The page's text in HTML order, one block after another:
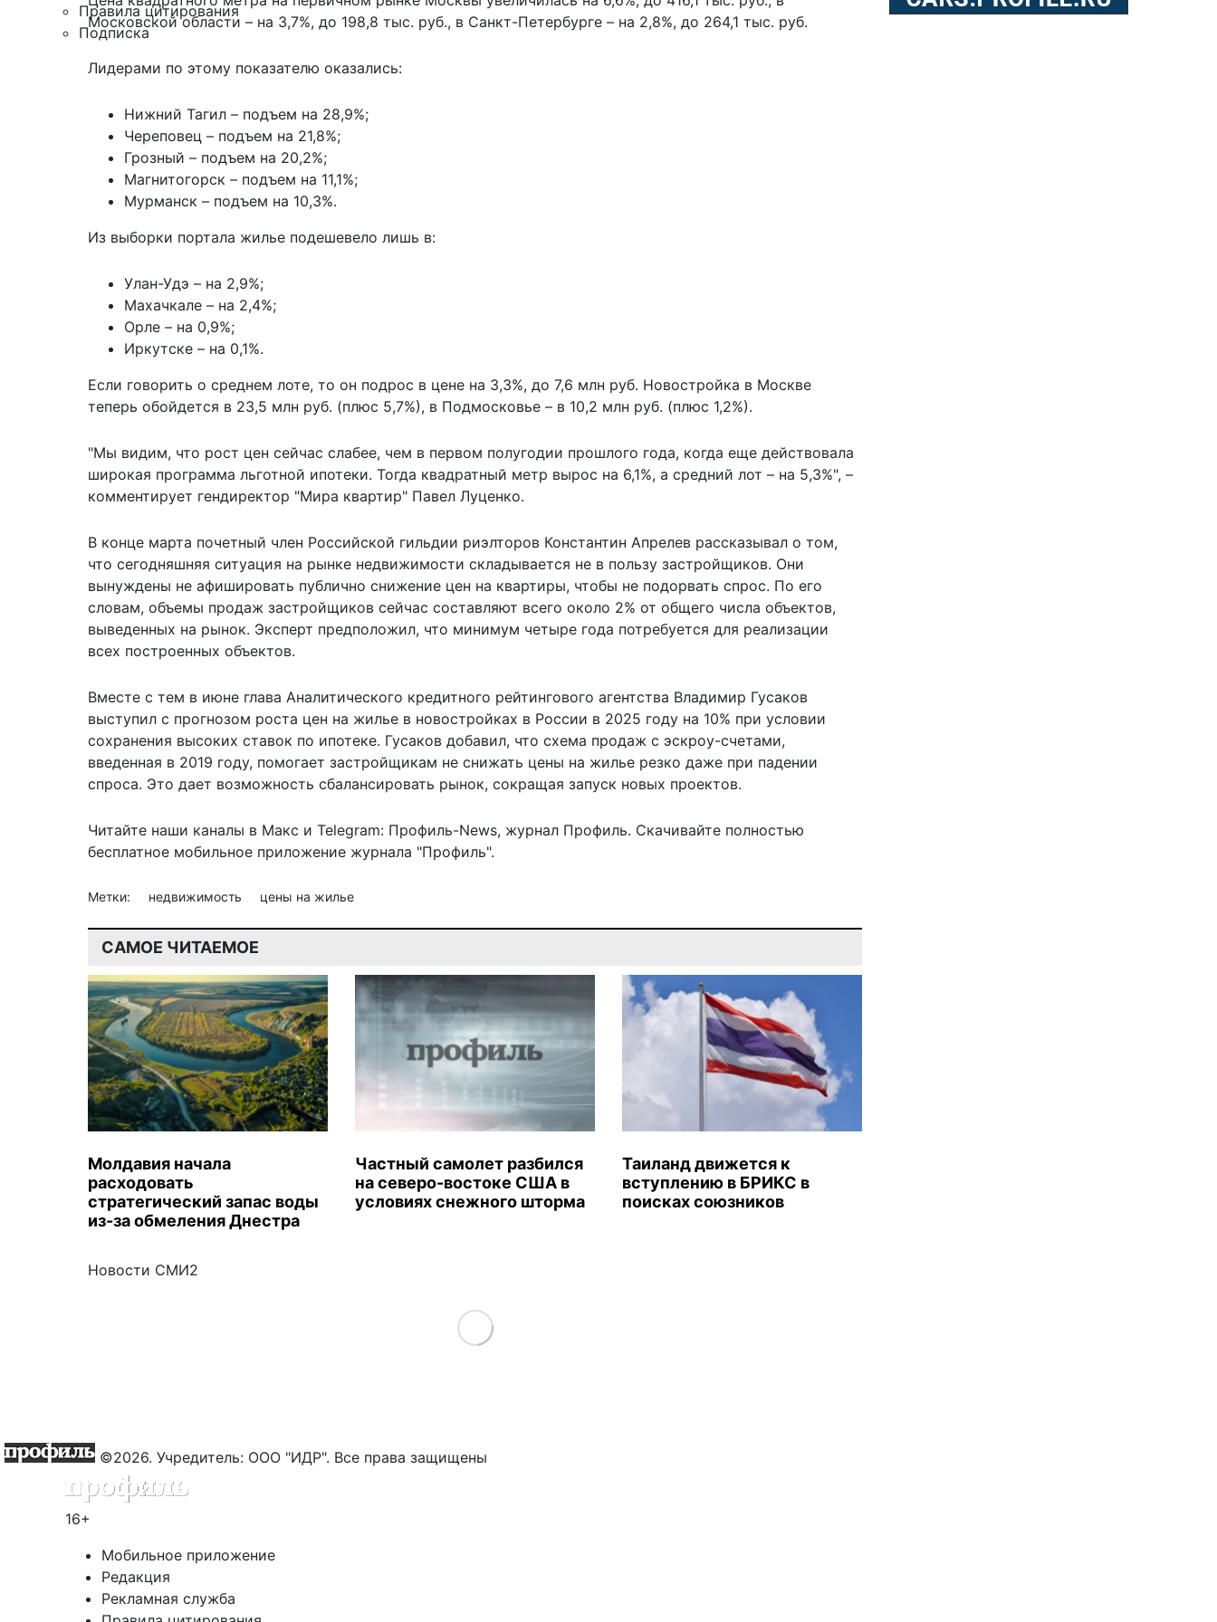
Правила цитирования
Подписка
Московской области – на 3,7%, до 198,8 тыс. руб., в Санкт-Петербурге – на 2,8%, до 264,1 тыс. руб.
Лидерами по этому показателю оказались:
Нижний Тагил – подъем на 28,9%;
Череповец – подъем на 21,8%;
Грозный – подъем на 20,2%;
Магнитогорск – подъем на 11,1%;
Мурманск – подъем на 10,3%.
Из выборки портала жилье подешевело лишь в:
Улан-Удэ – на 2,9%;
Махачкале – на 2,4%;
Орле – на 0,9%;
Иркутске – на 0,1%.
Если говорить о среднем лоте, то он подрос в цене на 3,3%, до 7,6 млн руб. Новостройка в Москве
теперь обойдется в 23,5 млн руб. (плюс 5,7%), в Подмосковье – в 10,2 млн руб. (плюс 1,2%).
"Мы видим, что рост цен сейчас слабее, чем в первом полугодии прошлого года, когда еще действовала
широкая программа льготной ипотеки. Тогда квадратный метр вырос на 6,1%, а средний лот – на 5,3%", –
комментирует гендиректор "Мира квартир" Павел Луценко.
В конце марта почетный член Российской гильдии риэлторов Константин Апрелев рассказывал о том,
что сегодняшняя ситуация на рынке недвижимости складывается не в пользу застройщиков. Они
вынуждены не афишировать публично снижение цен на квартиры, чтобы не подорвать спрос. По его
словам, объемы продаж застройщиков сейчас составляют всего около 2% от общего числа объектов,
выведенных на рынок. Эксперт предположил, что минимум четыре года потребуется для реализации
всех построенных объектов.
Вместе с тем в июне глава Аналитического кредитного рейтингового агентства Владимир Гусаков
выступил с прогнозом роста цен на жилье в новостройках в России в 2025 году на 10% при условии
сохранения высоких ставок по ипотеке. Гусаков добавил, что схема продаж с эскроу-счетами,
введенная в 2019 году, помогает застройщикам не снижать цены на жилье резко даже при падении
спроса. Это дает возможность сбалансировать рынок, сокращая запуск новых проектов.
Читайте наши каналы в Макс и Telegram: Профиль-News, журнал Профиль. Скачивайте полностью
бесплатное мобильное приложение журнала "Профиль".
Метки: недвижимость цены на жилье
САМОЕ ЧИТАЕМОЕ
Молдавия начала
расходовать
стратегический запас воды
из-за обмеления Днестра
Частный самолет разбился
на северо-востоке США в
условиях снежного шторма
Таиланд движется к
вступлению в БРИКС в
поисках союзников
Новости СМИ2
Load More
©2026. Учредитель: ООО "ИДР". Все права защищены
16+
Мобильное приложение
Редакция
Рекламная служба